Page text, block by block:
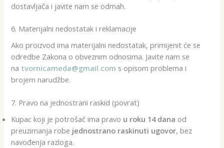
dostavljača i javite nam se odmah.
6. Materijalni nedostatak i reklamacije
Ako proizvod ima materijalni nedostatak, primijenit će se
odredbe Zakona o obveznim odnosima. Javite nam se
na tvornicameda@gmail.com s opisom problema i
brojem narudžbe.
7. Pravo na jednostrani raskid (povrat)
Kupac koji je potrošač ima pravo u roku 14 dana od
preuzimanja robe jednostrano raskinuti ugovor, bez
navođenja razloga.